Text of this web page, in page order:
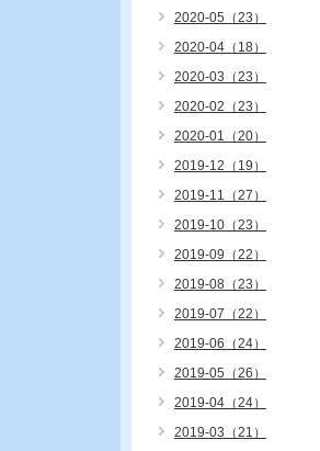
2020-05（23）
2020-04（18）
2020-03（23）
2020-02（23）
2020-01（20）
2019-12（19）
2019-11（27）
2019-10（23）
2019-09（22）
2019-08（23）
2019-07（22）
2019-06（24）
2019-05（26）
2019-04（24）
2019-03（21）